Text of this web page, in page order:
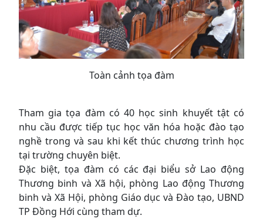
Toàn cảnh tọa đàm
Tham gia tọa đàm có 40 học sinh khuyết tật có
nhu cầu được tiếp tục học văn hóa hoặc đào tạo
nghề trong và sau khi kết thúc chương trình học
tại trường chuyên biệt.
Đặc biệt, tọa đàm có các đại biểu sở Lao động
Thương binh và Xã hội, phòng Lao động Thương
binh và Xã Hội, phòng Giáo dục và Đào tạo, UBND
TP Đồng Hới cùng tham dự.